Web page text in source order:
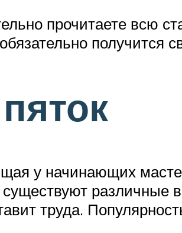
прочитаете всю
получится
у начинающих
существуют различные
труда.